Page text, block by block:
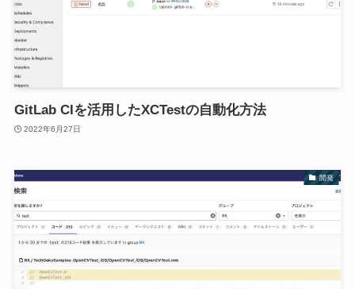
GitLab CIを活用したXCTestの自動化方法
2022年6月27日
開発